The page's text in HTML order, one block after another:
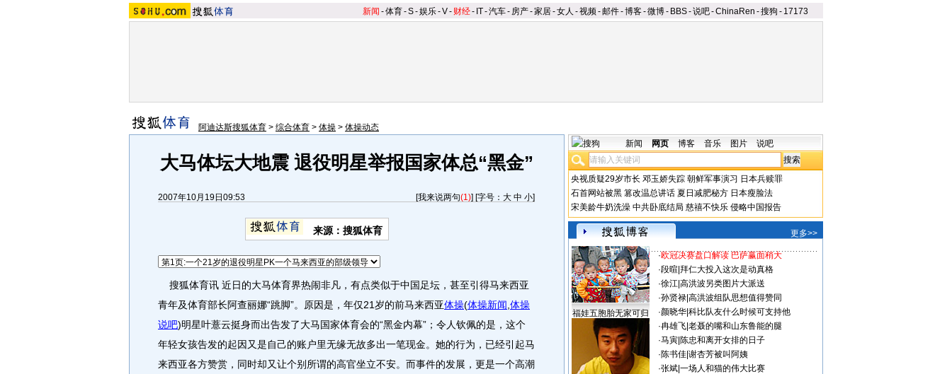
新闻 -体育-S-娱乐-V- 财经- IT-汽车- 房产-家居-女人 -视频-邮件-博客-微博- BBS-说吧-ChinaRen -搜狗 - 17173
阿迪达斯搜狐体育 > 综合体育 > 体操 > 体操动态
大马体坛大地震 退役明星举报国家体总“黑金”
2007年10月19日09:53 [我来说两句(1)] [字号： 大 中 小]
来源：搜狐体育
搜狐体育讯 近日的大马体育界热闹非凡，有点类似于中国足坛，甚至引得马来西亚
青年及体育部长阿查丽娜“跳脚”。原因是，年仅21岁的前马来西亚体操(体操新闻 体操
说吧)明星叶薏云挺身而出告发了大马国家体育会的“黑金内幕”；令人钦佩的是，这个
年轻女孩告发的起因又是自己的账户里无缘无故多出一笔现金。她的行为，已经引起马
来西亚各方赞赏，同时却又让个别所谓的高官坐立不安。而事件的发展，更是一个高潮
新闻 网页 博客 音乐 图片 说吧
央视质疑29岁市长 邓玉娇失踪 朝鲜军事演习 日本兵赎罪
石首网站被黑 篡改温总讲话 夏日减肥秘方 日本瘦脸法
宋美龄牛奶洗澡 中共卧底结局 慈禧不快乐 侵略中国报告
更多>>
福娃五胞胎无家可归
·欧冠决赛盘口解读 巴萨赢面稍大
·段暄 拜仁大投入这次是动真格
·徐江| 高洪波另类图片大派送
·孙贤禄| 高洪波组队思想值得赞同
·颜晓华| 科比队友什么时候可支持他
·冉雄飞| 老聂的嘴和山东鲁能的腿
·马寅| 陈忠和离开女排的日子
·陈书佳| 谢杏芳被叫阿姨
·张斌| 一场人和猫的伟大比赛